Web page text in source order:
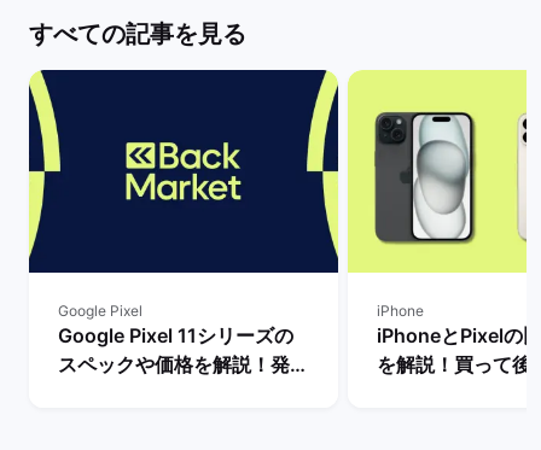
すべての記事を見る
Google Pixel
Google Pixel 11シリーズの
スペックや価格を解説！発売
iPhone
iPhoneとPixelの
を解説！買って後